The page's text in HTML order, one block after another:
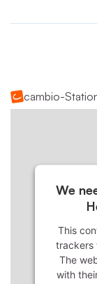
cambio-
We
This
trackers
The
with